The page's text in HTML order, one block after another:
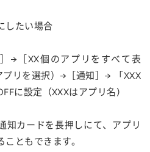
したい場合
→［XX個のアプリをすべて表
リを選択）→［通知］→ 「XXX
に設定（XXXはアプリ名)
知カードを長押しにて、アプリ
ともできます。